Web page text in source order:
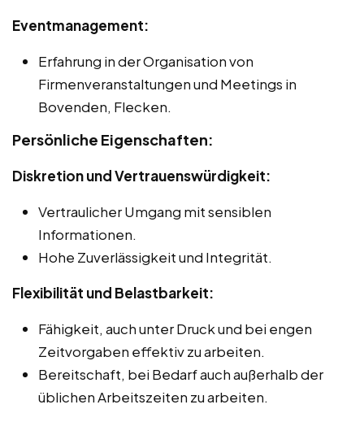
Eventmanagement:
Erfahrung in der Organisation von
Firmenveranstaltungen und Meetings in
Bovenden, Flecken.
Persönliche Eigenschaften:
Diskretion und Vertrauenswürdigkeit:
Vertraulicher Umgang mit sensiblen
Informationen.
Hohe Zuverlässigkeit und Integrität.
Flexibilität und Belastbarkeit:
Fähigkeit, auch unter Druck und bei engen
Zeitvorgaben effektiv zu arbeiten.
Bereitschaft, bei Bedarf auch außerhalb der
üblichen Arbeitszeiten zu arbeiten.